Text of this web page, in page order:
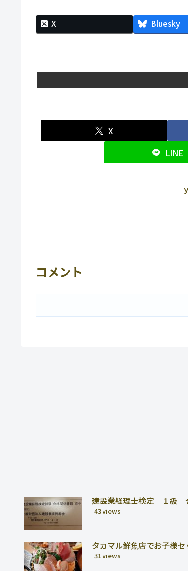
X Bluesky
X
LINE
コメント
建設業経理士検定 １級
43 views
タカマル鮮魚店でお子様
31 views